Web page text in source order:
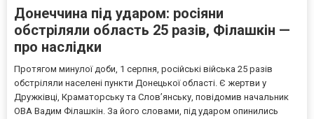
Донеччина під ударом: росіяни
обстріляли область 25 разів, Філашкін —
про наслідки
Протягом минулої доби, 1 серпня, російські війська 25 разів
обстріляли населені пункти Донецької області. Є жертви у
Дружківці, Краматорську та Слов’янську, повідомив начальник
ОВА Вадим Філашкін. За його словами, під ударом опинились